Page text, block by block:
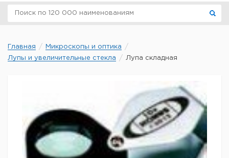
Главная
Микроскопы и оптика
Лупы и увеличительные стекла
Лупа складная